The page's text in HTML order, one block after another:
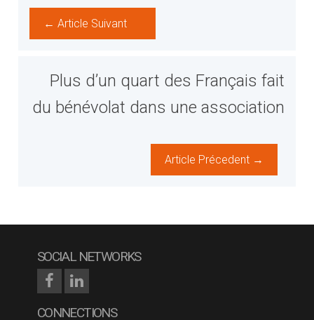
← Article Suivant
Plus d’un quart des Français fait
du bénévolat dans une association
Article Précedent →
SOCIAL NETWORKS
CONNECTIONS